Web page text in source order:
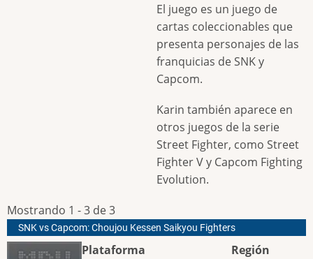
El juego es un juego de
cartas coleccionables que
presenta personajes de las
franquicias de SNK y
Capcom.
Karin también aparece en
otros juegos de la serie
Street Fighter, como Street
Fighter V y Capcom Fighting
Evolution.
Mostrando 1 - 3 de 3
SNK vs Capcom: Choujou Kessen Saikyou Fighters
Plataforma Región